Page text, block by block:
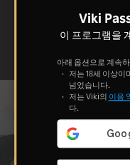
Viki
이 프로그램을
아래 옵션으로 계속
저는 18세 이상이
넘었습니다.
저는 Viki의 이용
다.